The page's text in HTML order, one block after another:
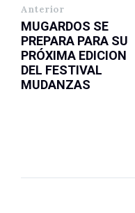
Anterior
MUGARDOS SE
PREPARA PARA SU
PRÓXIMA EDICION
DEL FESTIVAL
MUDANZAS